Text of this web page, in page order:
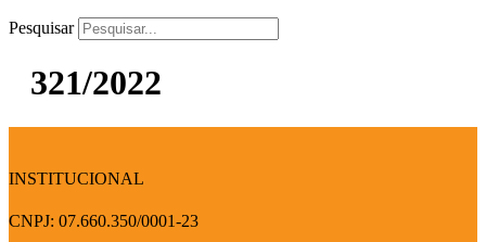
Pesquisar
321/2022
INSTITUCIONAL
CNPJ: 07.660.350/0001-23